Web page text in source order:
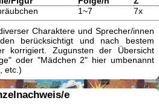
1~7 7x
Charaktere und Sprecher/innen
berücksichtigt und nach bestem
korrigiert. Zugunsten der Übersicht
oder "Mädchen 2" hier umbenannt
etc.)
e